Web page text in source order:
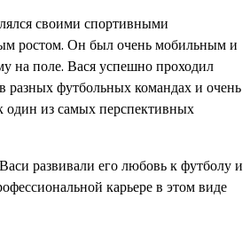
своими спортивными
ростом. Он был очень мобильным и
на поле. Вася успешно проходил
разных футбольных командах и очень
один из самых перспективных
развивали его любовь к футболу и
карьере в этом виде